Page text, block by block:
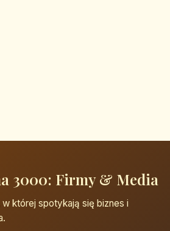
3000: Firmy & Media
której spotykają się biznes i